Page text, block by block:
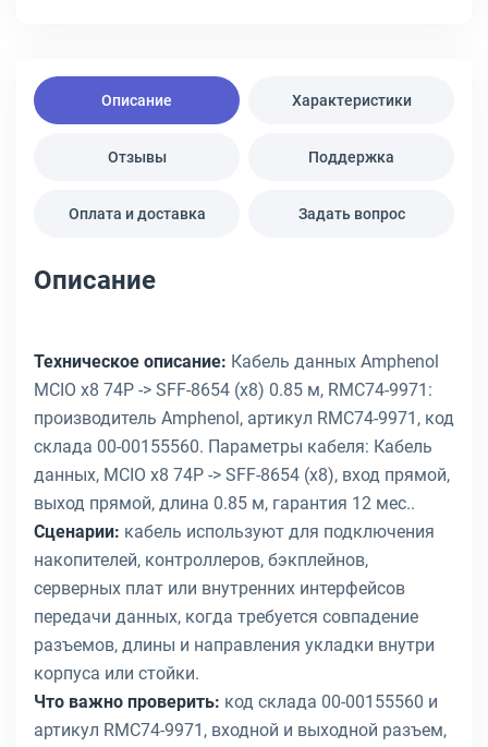
Описание Характеристики
Отзывы Поддержка
Оплата и доставка Задать вопрос
Описание
Техническое описание: Кабель данных Amphenol
MCIO x8 74P -> SFF-8654 (x8) 0.85 м, RMC74-9971:
производитель Amphenol, артикул RMC74-9971, код
склада 00-00155560. Параметры кабеля: Кабель
данных, MCIO x8 74P -> SFF-8654 (x8), вход прямой,
выход прямой, длина 0.85 м, гарантия 12 мес..
Сценарии: кабель используют для подключения
накопителей, контроллеров, бэкплейнов,
серверных плат или внутренних интерфейсов
передачи данных, когда требуется совпадение
разъемов, длины и направления укладки внутри
корпуса или стойки.
Что важно проверить: код склада 00-00155560 и
артикул RMC74-9971, входной и выходной разъем,